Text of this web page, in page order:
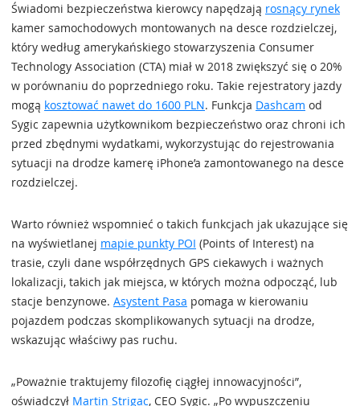
Świadomi bezpieczeństwa kierowcy napędzają rosnący rynek
kamer samochodowych montowanych na desce rozdzielczej,
który według amerykańskiego stowarzyszenia Consumer
Technology Association (CTA) miał w 2018 zwiększyć się o 20%
w porównaniu do poprzedniego roku. Takie rejestratory jazdy
mogą kosztować nawet do 1600 PLN. Funkcja Dashcam od
Sygic zapewnia użytkownikom bezpieczeństwo oraz chroni ich
przed zbędnymi wydatkami, wykorzystując do rejestrowania
sytuacji na drodze kamerę iPhone’a zamontowanego na desce
rozdzielczej.
Warto również wspomnieć o takich funkcjach jak ukazujące się
na wyświetlanej mapie punkty POI (Points of Interest) na
trasie, czyli dane współrzędnych GPS ciekawych i ważnych
lokalizacji, takich jak miejsca, w których można odpocząć, lub
stacje benzynowe. Asystent Pasa pomaga w kierowaniu
pojazdem podczas skomplikowanych sytuacji na drodze,
wskazując właściwy pas ruchu.
„Poważnie traktujemy filozofię ciągłej innowacyjności”,
oświadczył Martin Strigac, CEO Sygic. „Po wypuszczeniu